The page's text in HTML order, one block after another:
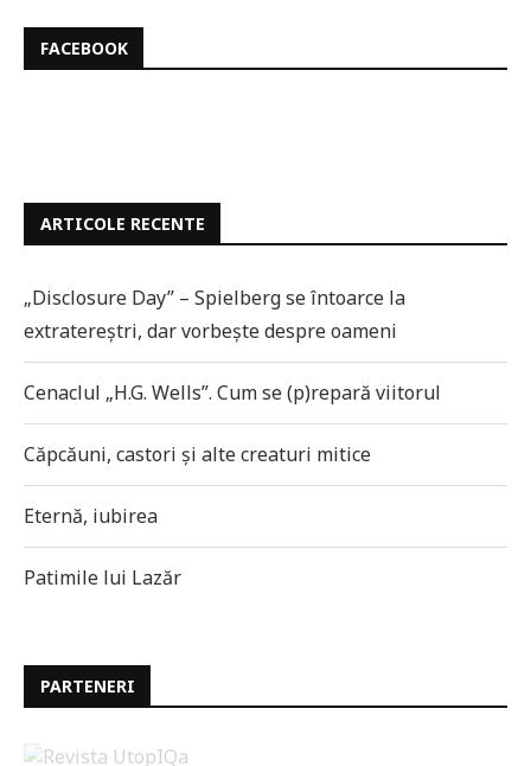
FACEBOOK
ARTICOLE RECENTE
„Disclosure Day” – Spielberg se întoarce la
extratereștri, dar vorbește despre oameni
Cenaclul „H.G. Wells”. Cum se (p)repară viitorul
Căpcăuni, castori și alte creaturi mitice
Eternă, iubirea
Patimile lui Lazăr
PARTENERI